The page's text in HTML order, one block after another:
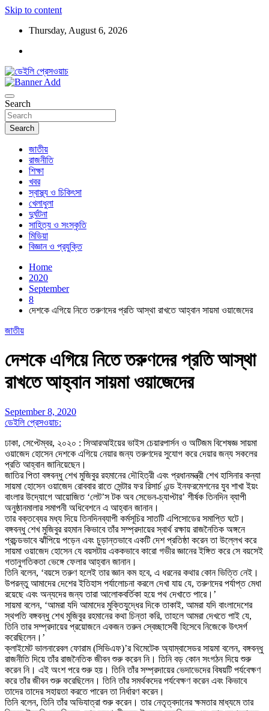
Skip to content
Thursday, August 6, 2026
ডেইলি প্রেসওয়াচ
Search
Search
জাতীয়
রাজনীতি
শিক্ষা
খবর
স্বাস্থ্য ও চিকিৎসা
খেলাধুলা
দুর্ঘটনা
সাহিত্য ও সংস্কৃতি
মিডিয়া
বিজ্ঞান ও প্রযুক্তি
Home
2020
September
8
দেশকে এগিয়ে নিতে তরুণদের প্রতি আস্থা রাখতে আহ্বান সায়মা ওয়াজেদের
জাতীয়
দেশকে এগিয়ে নিতে তরুণদের প্রতি আস্থা
রাখতে আহ্বান সায়মা ওয়াজেদের
September 8, 2020
ডেইলি প্রেসওয়াচ:
ঢাকা, সেপ্টেম্বর, ২০২০ : সিআরআইয়ের ভাইস চেয়ারপার্সন ও অটিজম বিশেষজ্ঞ সায়মা
ওয়াজেদ হোসেন দেশকে এগিয়ে নেয়ার জন্য তরুণদের সুযোগ করে দেয়ার জন্য সকলের
প্রতি আহ্বান জানিয়েছেন।
জাতির পিতা বঙ্গবন্ধু শেখ মুজিবুর রহমানের দৌহিত্রী এবং প্রধানমন্ত্রী শেখ হাসিনার কন্যা
সায়মা হোসেন ওয়াজেদ রোববার রাতে সেন্টার ফর রিসার্চ এন্ড ইনফরমেশনের যুব শাখা ইয়ং
বাংলার উদ্যোগে আয়োজিত ‘লেট’স টক অব সেভেন-চ্যাপ্টার’ শীর্ষক তিনদিন ব্যাপী
অনুষ্ঠানমালার সমাপনী অধিবেশনে এ আহ্বান জানান।
তার বক্তব্যের মধ্য দিয়ে তিনদিনব্যাপী কর্মসূচির সাতটি এপিসোডের সমাপ্তি ঘটে।
বঙ্গবন্ধু শেখ মুজিবুর রহমান কিভাবে তাঁর সম্প্রদায়ের স্বার্থ রক্ষায় রাজনৈতিক অঙ্গনে
প্রচন্ডভাবে ঝাঁপিয়ে পড়েন এবং চুড়ান্তভাবে একটি দেশ প্রতিষ্ঠা করেন তা উল্লেখ করে
সায়মা ওয়াজেদ হোসেন যে বয়সটায় এককভাবে কারো গভীর জ্ঞানের ইঙ্গিত করে সে বয়সেই
গতানুগতিকতা ভেঙ্গে ফেলার আহ্বান জানান।
তিনি বলেন, ‘বয়সে তরুণ হলেই তার জ্ঞান কম হবে, এ ধরনের কথার কোন ভিত্তি নেই।
উপরন্তু আমাদের দেশের ইতিহাস পর্যালোচনা করলে দেখা যায় যে, তরুণদের পর্যাপ্ত মেধা
রয়েছে এবং অন্যদের জন্য তারা আলোকবর্তিকা হয়ে পথ দেখাতে পারে।’
সায়মা বলেন, ‘আমরা যদি আমাদের মুক্তিযুদ্ধের দিকে তাকাই, আমরা যদি বাংলাদেশের
স্থপতি বঙ্গবন্ধু শেখ মুজিবুর রহমানের কথা চিন্তা করি, তাহলে আমরা দেখতে পাই যে,
তিনি তার সম্প্রদায়ের প্রয়োজনে একজন তরুন স্বেচ্ছাসেবী হিসেবে নিজেকে উৎসর্গ
করেছিলেন।’
ক্লাইমেট ভালনারেবল ফোরাম (সিভিএফ)’র থিমেটেক অ্যাম্বাসেডর সায়মা বলেন, বঙ্গবন্ধু
রাজনীতি দিয়ে তাঁর রাজনৈতিক জীবন শুরু করেন নি। তিনি বড় কোন সংগঠন দিয়ে শুরু
করেন নি। এই অংশ পরে শুরু হয়। তিনি তাঁর সম্প্রদায়ের ভেদাভেদের বিষয়টি পর্যবেক্ষণ
করে তাঁর জীবন শুরু করেছিলেন। তিনি তাঁর সমর্থকদের পর্যবেক্ষণ করেন এবং কিভাবে
তাদের তাদের সহায়তা করতে পারেন তা নির্ধারণ করেন।
তিনি বলেন, তিনি তাঁর অভিযাত্রা শুরু করেন। তার নেতৃত্বদানের ক্ষমতার মাধ্যমে তার